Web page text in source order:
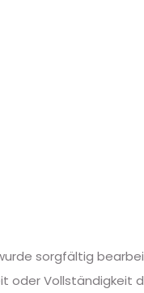
sorgfältig
oder Vollständigkeit